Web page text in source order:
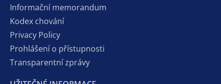
Informační memorandum
Kodex chování
Privacy Policy
Prohlášení o přístupnosti
Transparentní zprávy